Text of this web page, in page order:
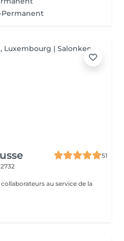
Permanent
51
au service de la